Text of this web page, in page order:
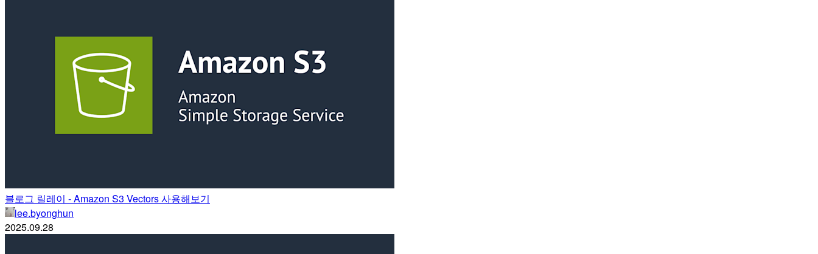
블로그 릴레이 - Amazon S3 Vectors 사용해보기
lee.byonghun
2025.09.28